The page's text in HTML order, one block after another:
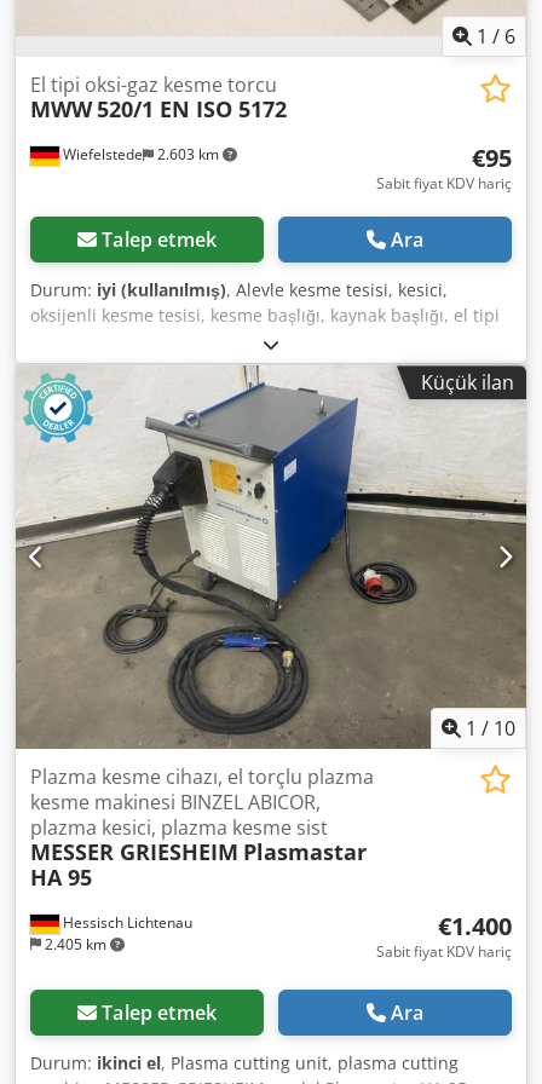
1 / 6
Wiefelstede 2.603 km
El tipi oksi-gaz kesme torcu
MWW520/1 EN ISO 5172
€95
Sabit fiyat KDV hariç
Talep etmek Ara
Durum: iyi (kullanılmış), Alevle kesme tesisi, kesici,
oksijenli kesme tesisi, kesme başlığı, kaynak başlığı, el tipi
kesme başlığı, kaynak seti Dcedpfx Asx Hfdzjmmok -
Üretici: WMW, kol vanalı el tipi kesme başlığı - Tip: 520/1
EN ISO 5172 - Adet: 6 adet kesici başlık mevcut - Fiyat: adet
başına - Ölçü: 465/100/60 mm - Ağırlık: 1,1 kg/adet.
Küçük ilan
1 / 10
Hessisch Lichtenau
2.405 km
Plazma kesme cihazı, el torçlu plazma
kesme makinesi BINZEL ABICOR,
plazma kesici, plazma kesme sist
MESSER GRIESHEIM Plasmastar
HA 95
€1.400
Sabit fiyat KDV hariç
Talep etmek Ara
Durum: ikinci el, Plasma cutting unit, plasma cutting